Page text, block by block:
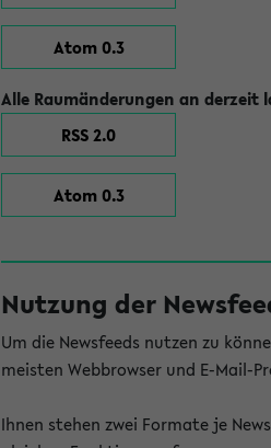
Atom 0.3
Alle Raumänderungen an derzeit
RSS 2.0
Atom 0.3
Nutzung der
Um die Newsfeeds nutzen zu
meisten Webbrowser und E-Mail-
Ihnen stehen zwei Formate je